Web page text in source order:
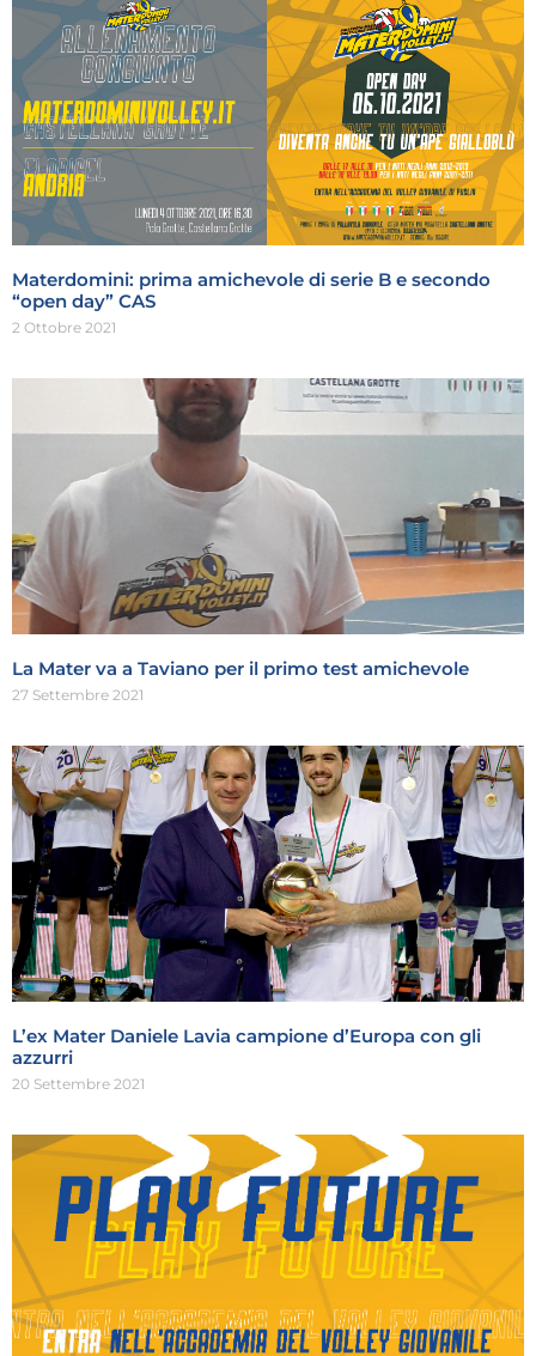
Materdomini: prima amichevole di serie B e secondo
“open day” CAS
2 Ottobre 2021
La Mater va a Taviano per il primo test amichevole
27 Settembre 2021
L’ex Mater Daniele Lavia campione d’Europa con gli
azzurri
20 Settembre 2021